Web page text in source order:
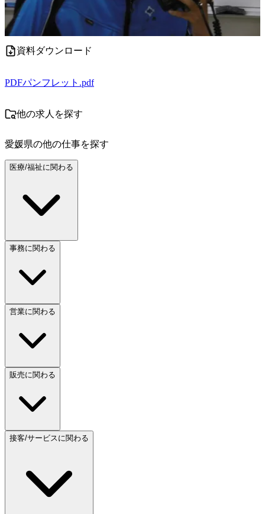
資料ダウンロード
PDFパンフレット.pdf
他の求人を探す
愛媛県の他の仕事を探す
医療/福祉に関わる
事務に関わる
営業に関わる
販売に関わる
接客/サービスに関わる